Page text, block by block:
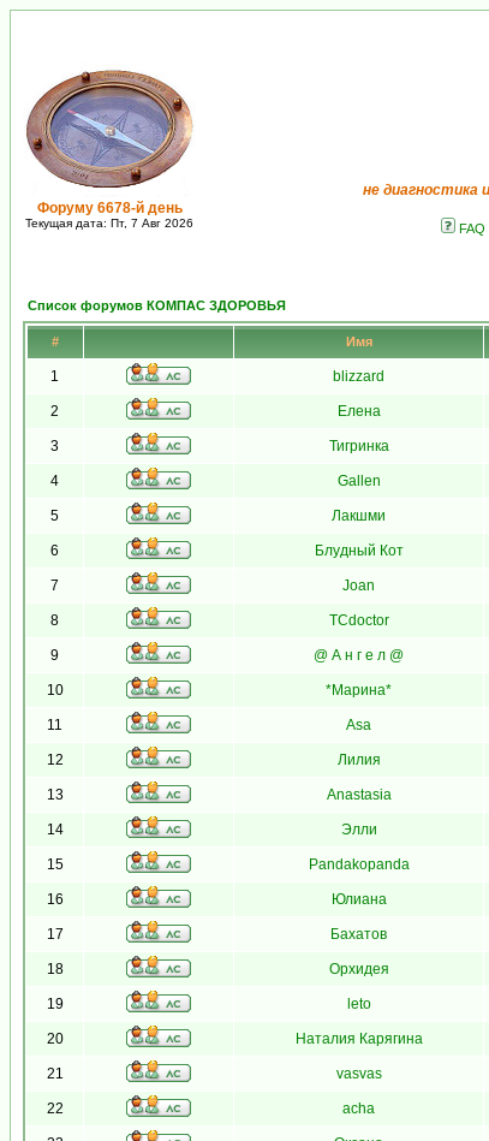
Форуму 6678-й день
Текущая дата: Пт, 7 Авг 2026
не диагностика
FAQ
Список форумов КОМПАС ЗДОРОВЬЯ
# Имя
1 blizzard
2 Елена
3 Тигринка
4 Gallen
5 Лакшми
6 Блудный Кот
7 Joan
8 TCdoctor
9 @ А н г е л @
10 *Марина*
11 Asa
12 Лилия
13 Anastasia
14 Элли
15 Pandakopanda
16 Юлиана
17 Бахатов
18 Орхидея
19 leto
20 Наталия Карягина
21 vasvas
22 acha